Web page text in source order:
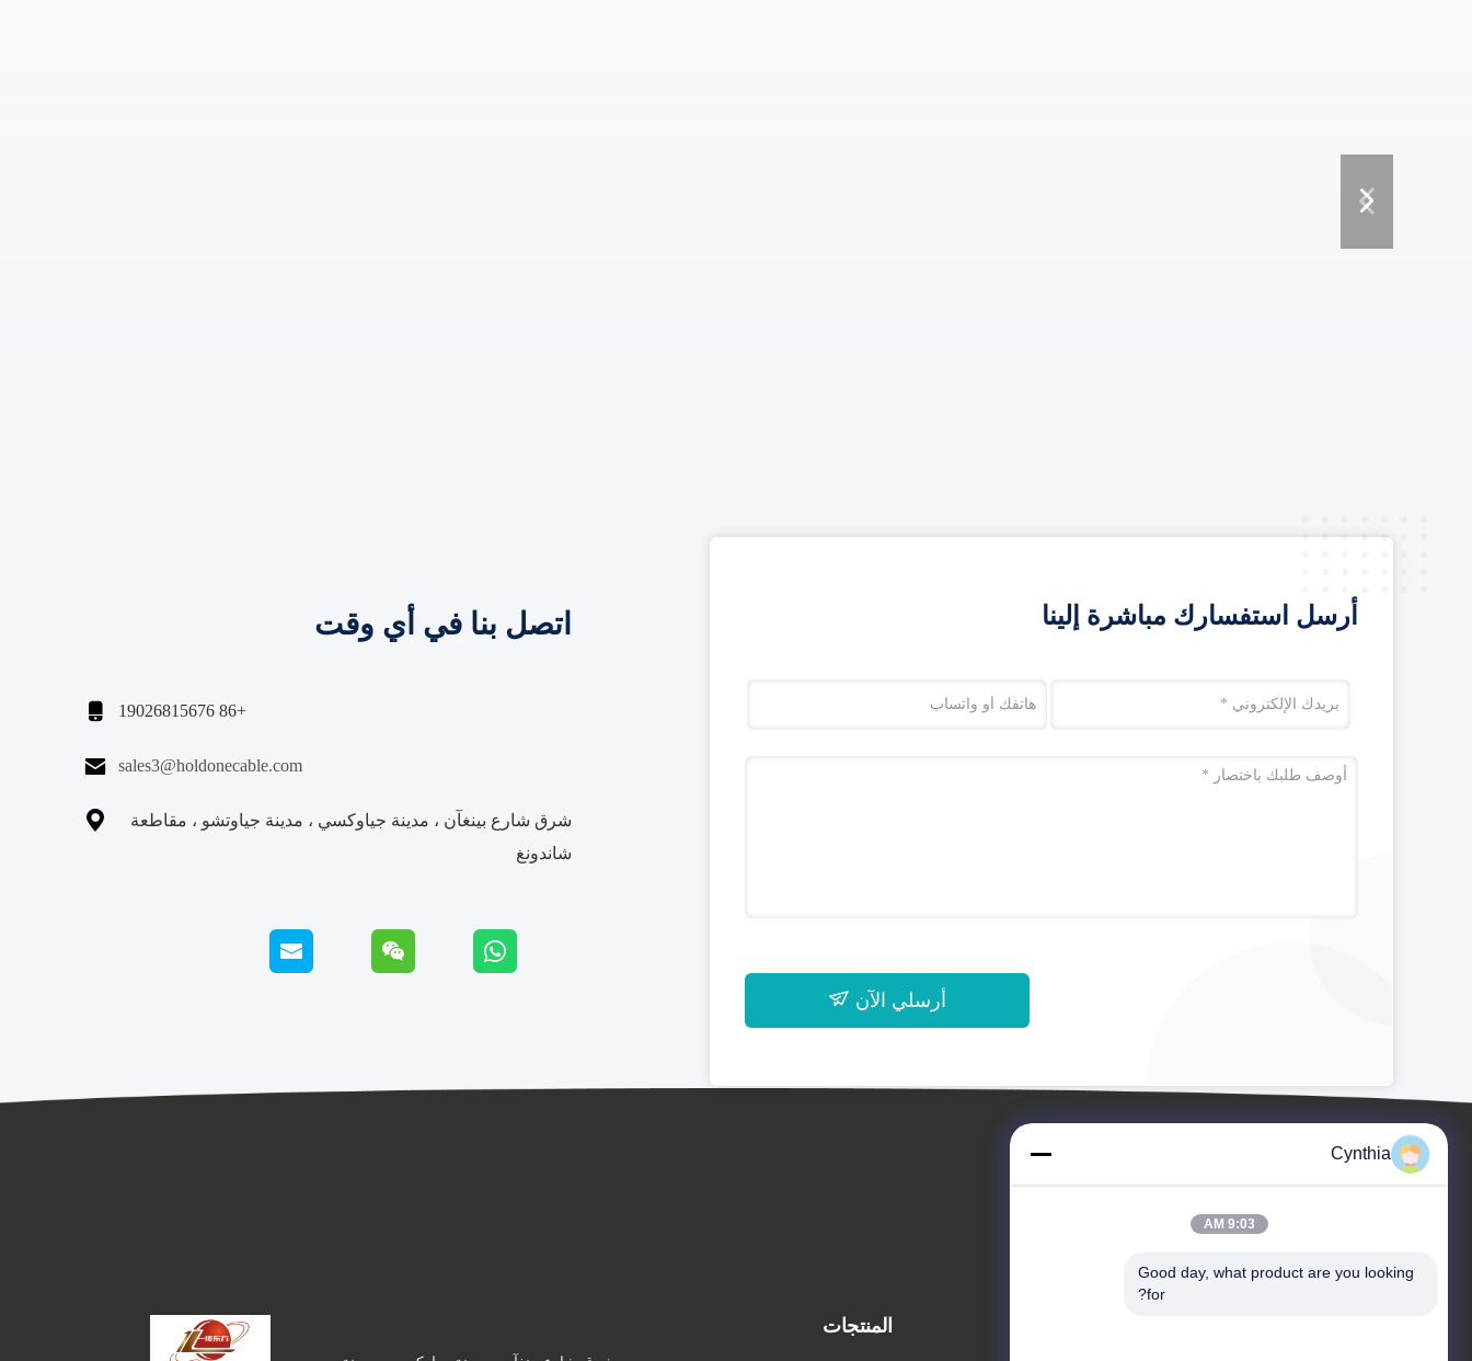
اتصل بنا في أي وقت
 +86 19026815676
 sales3@holdonecable.com

شرق شارع بينغآن ، مدينة جياوكسي ، مدينة جياوتشو ، مقاطعة
شاندونغ
أرسل استفسارك مباشرة إلينا
أرسلي الآن
المنتجات
Cynthia
9:03 AM
Good day, what product are you looking
for?